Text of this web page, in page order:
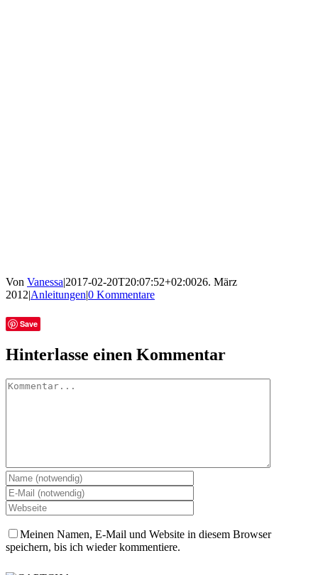
Von Vanessa|2017-02-20T20:07:52+02:0026. März
2012|Anleitungen|0 Kommentare
Facebook
Twitter
Tumblr
Save E-
Mail
Hinterlasse einen Kommentar
Kommentar
Meinen Namen, E-Mail und Website in diesem Browser
speichern, bis ich wieder kommentiere.